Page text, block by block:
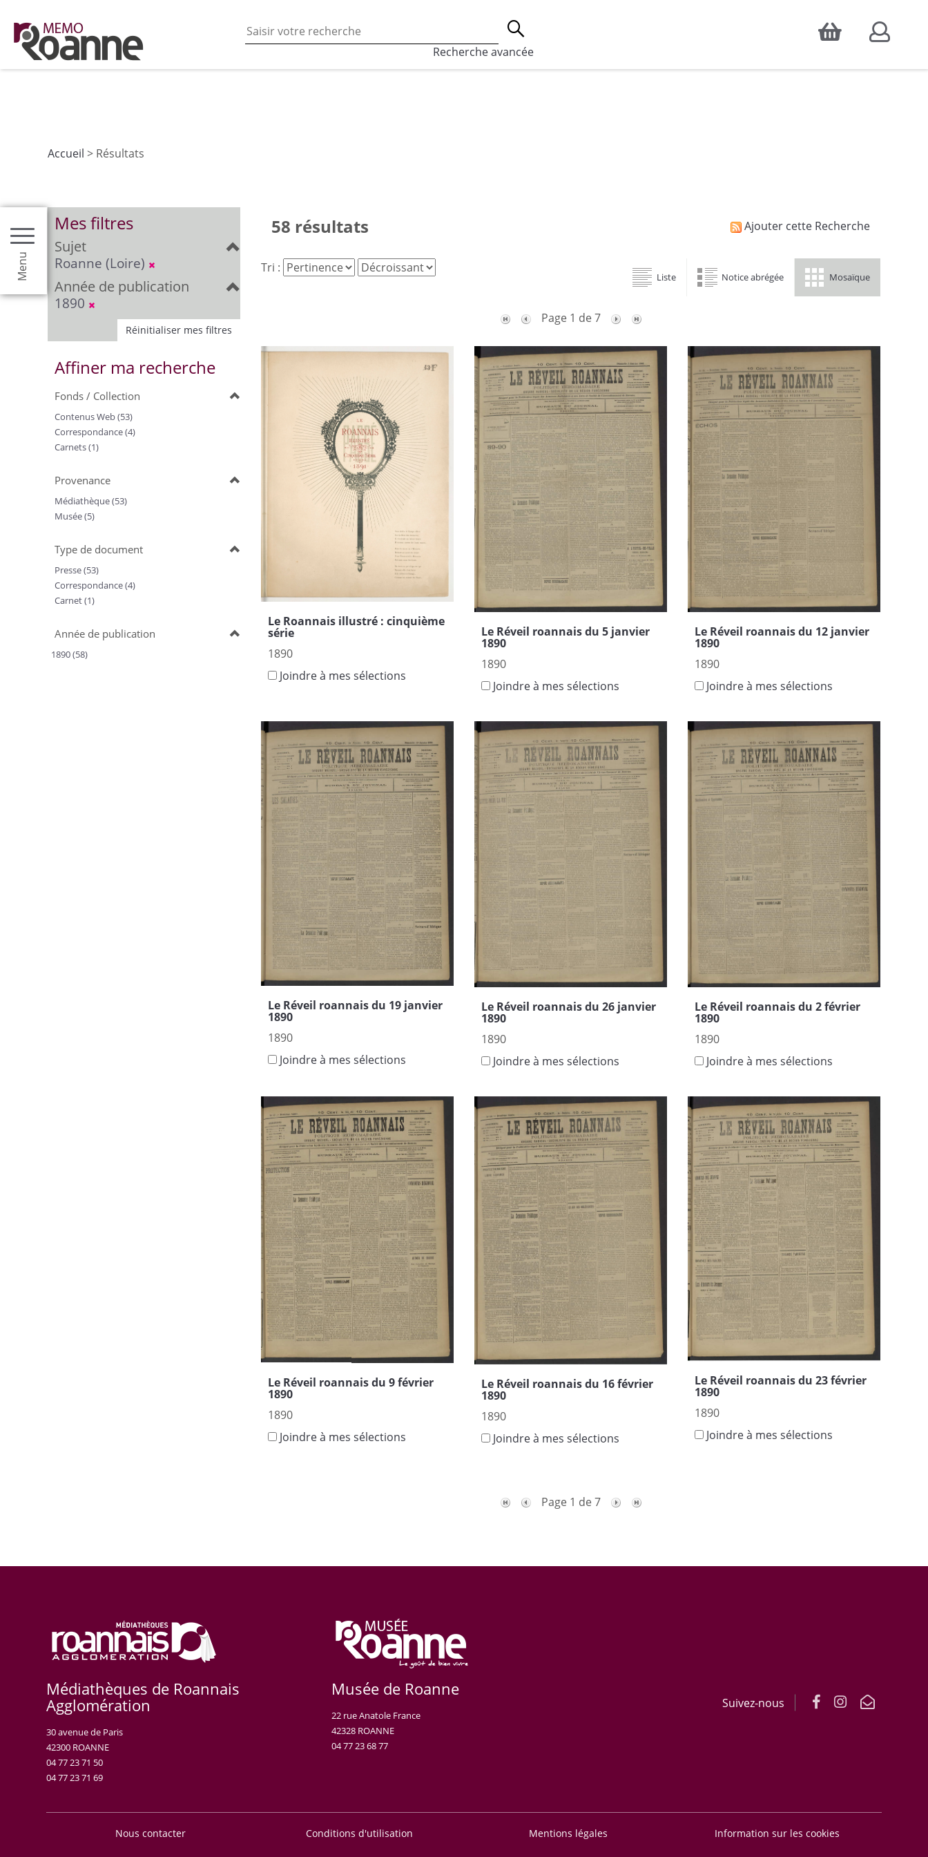
Accepter
En poursuivant votre navigation sur ce site vous acceptez l’utilisation des cookies, qui sont utilisés à des fins de statistiques d'audience, ainsi que pour
les fonctionnalités de partages de contenu sur les réseaux sociaux.
Recherche avancée
Menu
Accueil > Résultats
Mes filtres
Sujet
Roanne (Loire)
Année de publication
1890
Réinitialiser mes filtres
Affiner ma recherche
Fonds / Collection
Contenus Web (53)
Correspondance (4)
Carnets (1)
Provenance
Médiathèque (53)
Musée (5)
Type de document
Presse (53)
Correspondance (4)
Carnet (1)
Année de publication
1890 (58)
58 résultats Ajouter cette Recherche
Tri :
Liste Notice abrégée Mosaïque
Page 1 de 7
Le Roannais illustré : cinquième
série
1890
Joindre à mes sélections
Le Réveil roannais du 5 janvier
1890
1890
Joindre à mes sélections
Le Réveil roannais du 12 janvier
1890
1890
Joindre à mes sélections
Le Réveil roannais du 19 janvier
1890
1890
Joindre à mes sélections
Le Réveil roannais du 26 janvier
1890
1890
Joindre à mes sélections
Le Réveil roannais du 2 février
1890
1890
Joindre à mes sélections
Le Réveil roannais du 9 février
1890
1890
Joindre à mes sélections
Le Réveil roannais du 16 février
1890
1890
Joindre à mes sélections
Le Réveil roannais du 23 février
1890
1890
Joindre à mes sélections
Page 1 de 7
Médiathèques de Roannais
Agglomération
30 avenue de Paris
42300 ROANNE
04 77 23 71 50
04 77 23 71 69
Musée de Roanne
22 rue Anatole France
42328 ROANNE
04 77 23 68 77
Suivez-nous
Nous contacter Conditions d'utilisation Mentions légales Information sur les cookies